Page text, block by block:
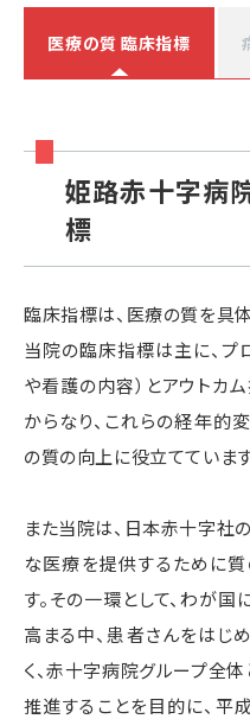
医療の質 臨床指標
姫路赤十字病
標
臨床指標は、医療の質を具
当院の臨床指標は主に、プ
や看護の内容）とアウトカ
からなり、これらの経年的
の質の向上に役立てています
また当院は、日本赤十字社
な医療を提供するために
す。その一環として、わが
高まる中、患者さんをはじ
く、赤十字病院グループ全
推進することを目的に、平